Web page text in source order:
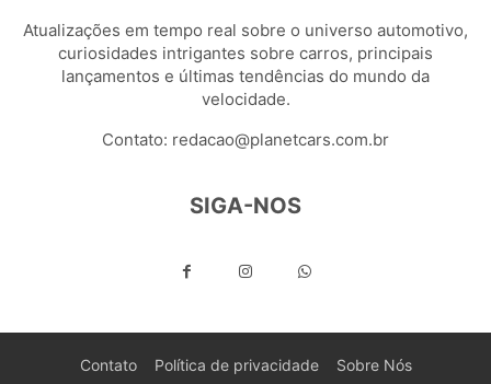
Atualizações em tempo real sobre o universo automotivo,
curiosidades intrigantes sobre carros, principais
lançamentos e últimas tendências do mundo da
velocidade.
Contato: redacao@planetcars.com.br
SIGA-NOS
Contato Política de privacidade Sobre Nós